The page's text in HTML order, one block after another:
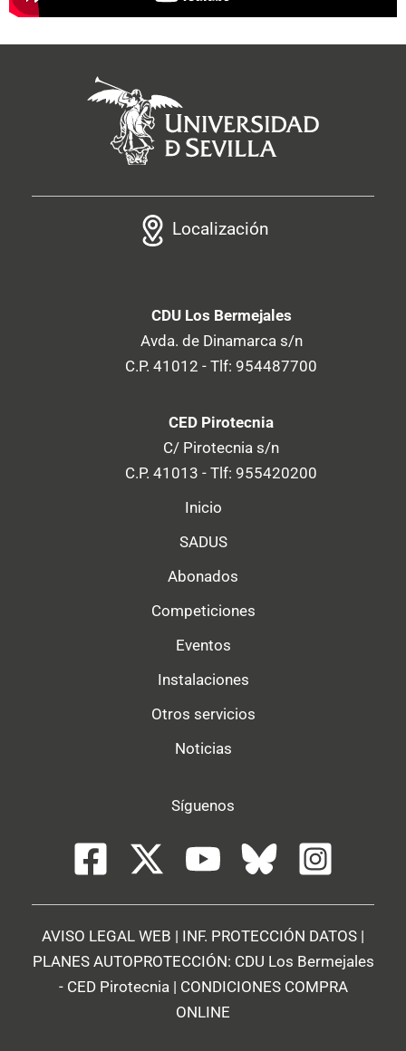
Localización
CDU Los Bermejales
Avda. de Dinamarca s/n
C.P. 41012 - Tlf: 954487700
CED Pirotecnia
C/ Pirotecnia s/n
C.P. 41013 - Tlf: 955420200
Inicio
SADUS
Abonados
Competiciones
Eventos
Instalaciones
Otros servicios
Noticias
Síguenos
AVISO LEGAL WEB | INF. PROTECCIÓN DATOS |
PLANES AUTOPROTECCIÓN: CDU Los Bermejales
- CED Pirotecnia | CONDICIONES COMPRA
ONLINE